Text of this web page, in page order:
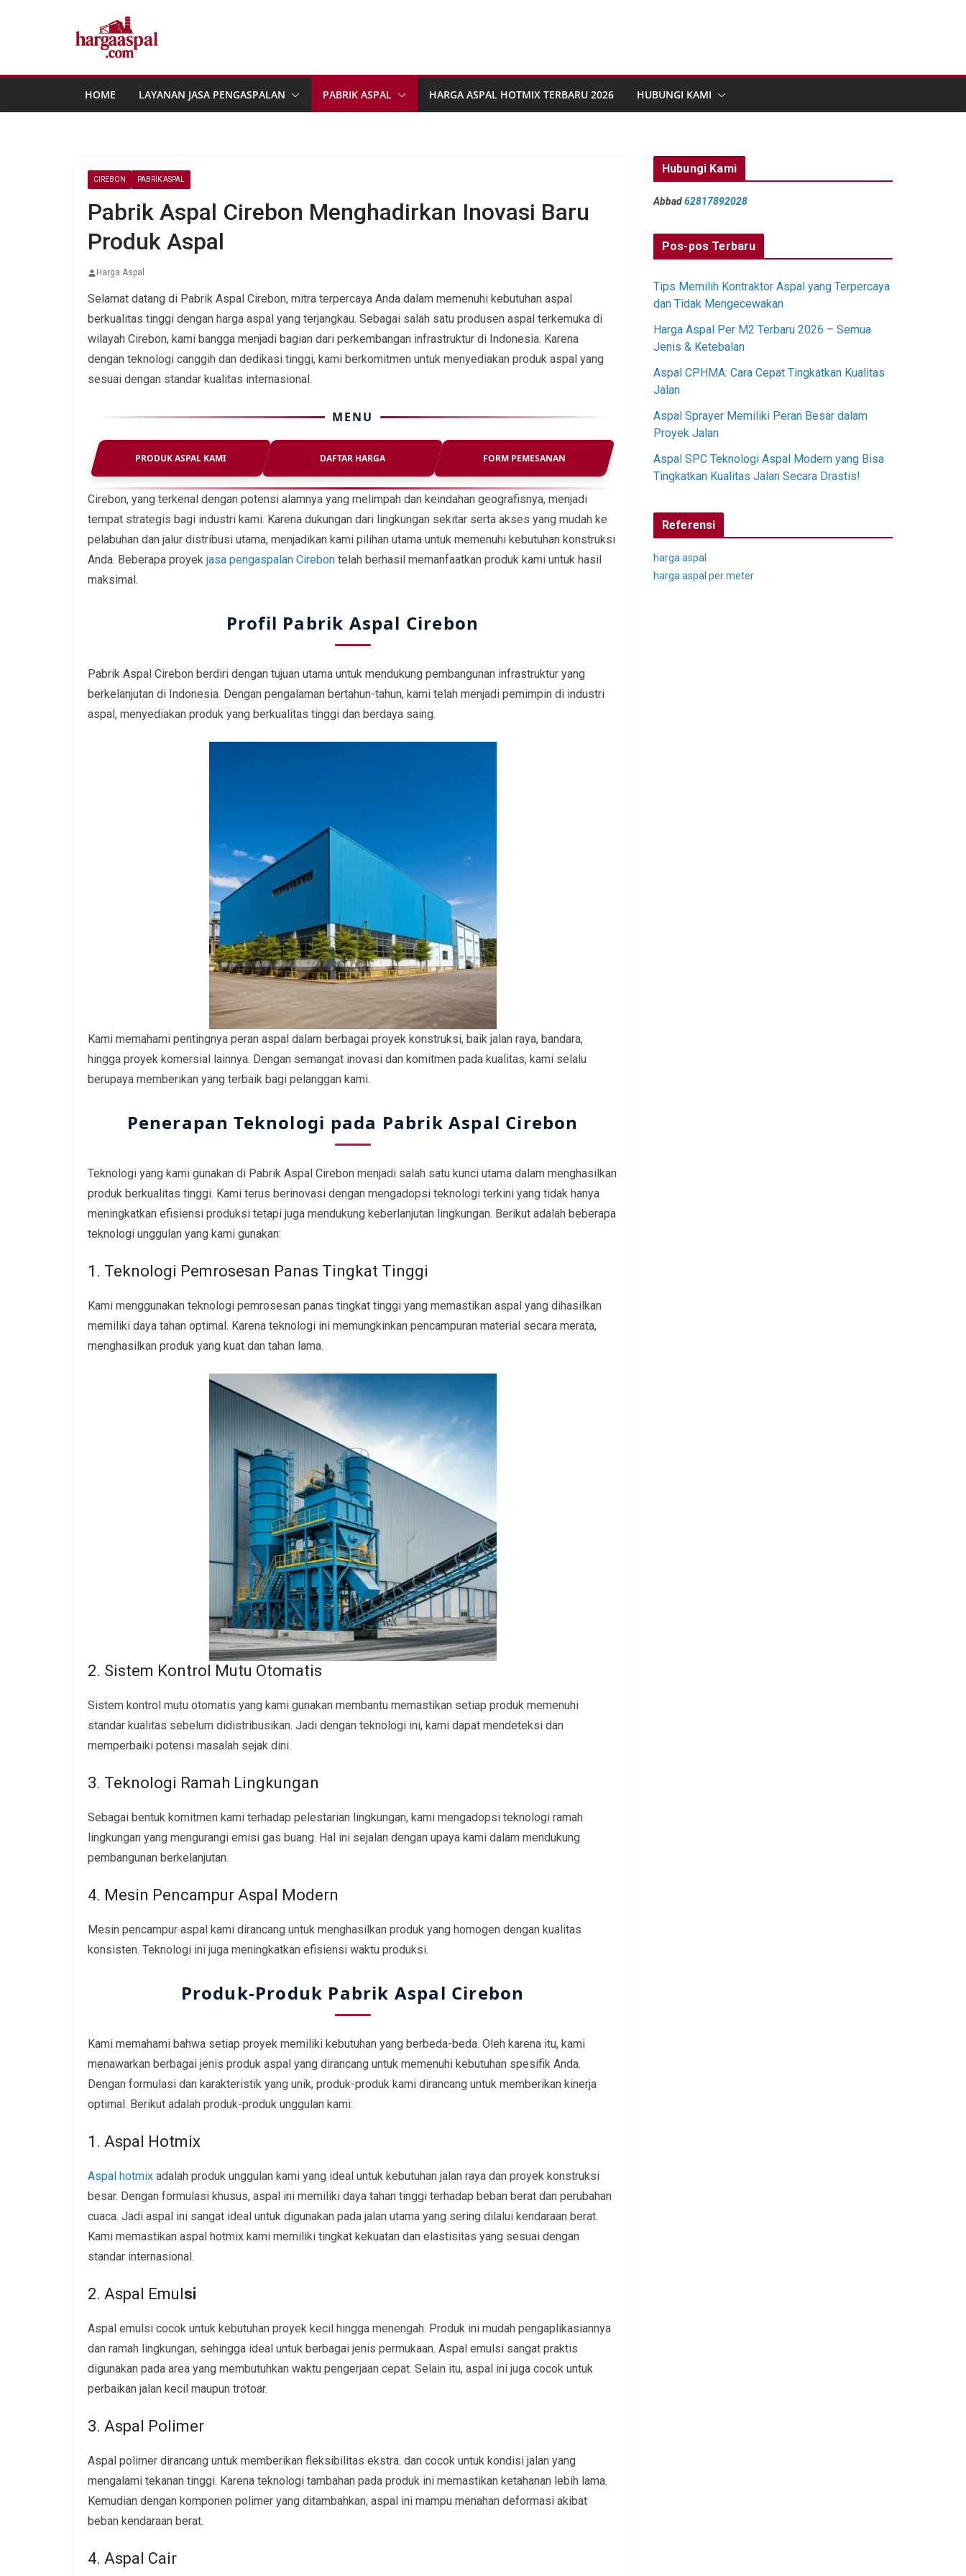
HOME LAYANAN JASA PENGASPALAN PABRIK ASPAL HARGA ASPAL HOTMIX TERBARU 2026 HUBUNGI KAMI
CIREBON PABRIK ASPAL
Pabrik Aspal Cirebon Menghadirkan Inovasi Baru
Produk Aspal
Harga Aspal
Selamat datang di Pabrik Aspal Cirebon, mitra terpercaya Anda dalam memenuhi kebutuhan aspal
berkualitas tinggi dengan harga aspal yang terjangkau. Sebagai salah satu produsen aspal terkemuka di
wilayah Cirebon, kami bangga menjadi bagian dari perkembangan infrastruktur di Indonesia. Karena
dengan teknologi canggih dan dedikasi tinggi, kami berkomitmen untuk menyediakan produk aspal yang
sesuai dengan standar kualitas internasional.
MENU
PRODUK ASPAL KAMI DAFTAR HARGA FORM PEMESANAN
Cirebon, yang terkenal dengan potensi alamnya yang melimpah dan keindahan geografisnya, menjadi
tempat strategis bagi industri kami. Karena dukungan dari lingkungan sekitar serta akses yang mudah ke
pelabuhan dan jalur distribusi utama, menjadikan kami pilihan utama untuk memenuhi kebutuhan konstruksi
Anda. Beberapa proyek jasa pengaspalan Cirebon telah berhasil memanfaatkan produk kami untuk hasil
maksimal.
Profil Pabrik Aspal Cirebon
Pabrik Aspal Cirebon berdiri dengan tujuan utama untuk mendukung pembangunan infrastruktur yang
berkelanjutan di Indonesia. Dengan pengalaman bertahun-tahun, kami telah menjadi pemimpin di industri
aspal, menyediakan produk yang berkualitas tinggi dan berdaya saing.
Kami memahami pentingnya peran aspal dalam berbagai proyek konstruksi, baik jalan raya, bandara,
hingga proyek komersial lainnya. Dengan semangat inovasi dan komitmen pada kualitas, kami selalu
berupaya memberikan yang terbaik bagi pelanggan kami.
Penerapan Teknologi pada Pabrik Aspal Cirebon
Teknologi yang kami gunakan di Pabrik Aspal Cirebon menjadi salah satu kunci utama dalam menghasilkan
produk berkualitas tinggi. Kami terus berinovasi dengan mengadopsi teknologi terkini yang tidak hanya
meningkatkan efisiensi produksi tetapi juga mendukung keberlanjutan lingkungan. Berikut adalah beberapa
teknologi unggulan yang kami gunakan:
1. Teknologi Pemrosesan Panas Tingkat Tinggi
Kami menggunakan teknologi pemrosesan panas tingkat tinggi yang memastikan aspal yang dihasilkan
memiliki daya tahan optimal. Karena teknologi ini memungkinkan pencampuran material secara merata,
menghasilkan produk yang kuat dan tahan lama.
2. Sistem Kontrol Mutu Otomatis
Sistem kontrol mutu otomatis yang kami gunakan membantu memastikan setiap produk memenuhi
standar kualitas sebelum didistribusikan. Jadi dengan teknologi ini, kami dapat mendeteksi dan
memperbaiki potensi masalah sejak dini.
3. Teknologi Ramah Lingkungan
Sebagai bentuk komitmen kami terhadap pelestarian lingkungan, kami mengadopsi teknologi ramah
lingkungan yang mengurangi emisi gas buang. Hal ini sejalan dengan upaya kami dalam mendukung
pembangunan berkelanjutan.
4. Mesin Pencampur Aspal Modern
Mesin pencampur aspal kami dirancang untuk menghasilkan produk yang homogen dengan kualitas
konsisten. Teknologi ini juga meningkatkan efisiensi waktu produksi.
Produk-Produk Pabrik Aspal Cirebon
Kami memahami bahwa setiap proyek memiliki kebutuhan yang berbeda-beda. Oleh karena itu, kami
menawarkan berbagai jenis produk aspal yang dirancang untuk memenuhi kebutuhan spesifik Anda.
Dengan formulasi dan karakteristik yang unik, produk-produk kami dirancang untuk memberikan kinerja
optimal. Berikut adalah produk-produk unggulan kami:
1. Aspal Hotmix
Aspal hotmix adalah produk unggulan kami yang ideal untuk kebutuhan jalan raya dan proyek konstruksi
besar. Dengan formulasi khusus, aspal ini memiliki daya tahan tinggi terhadap beban berat dan perubahan
cuaca. Jadi aspal ini sangat ideal untuk digunakan pada jalan utama yang sering dilalui kendaraan berat.
Kami memastikan aspal hotmix kami memiliki tingkat kekuatan dan elastisitas yang sesuai dengan
standar internasional.
2. Aspal Emul si
Aspal emulsi cocok untuk kebutuhan proyek kecil hingga menengah. Produk ini mudah pengaplikasiannya
dan ramah lingkungan, sehingga ideal untuk berbagai jenis permukaan. Aspal emulsi sangat praktis
digunakan pada area yang membutuhkan waktu pengerjaan cepat. Selain itu, aspal ini juga cocok untuk
perbaikan jalan kecil maupun trotoar.
3. Aspal Polimer
Aspal polimer dirancang untuk memberikan fleksibilitas ekstra. dan cocok untuk kondisi jalan yang
mengalami tekanan tinggi. Karena teknologi tambahan pada produk ini memastikan ketahanan lebih lama.
Kemudian dengan komponen polimer yang ditambahkan, aspal ini mampu menahan deformasi akibat
beban kendaraan berat.
4. Aspal Cair
Hubungi Kami
Abbad62817892028
Pos-pos Terbaru
Tips Memilih Kontraktor Aspal yang Terpercaya
dan Tidak Mengecewakan
Harga Aspal Per M2 Terbaru 2026 – Semua
Jenis & Ketebalan
Aspal CPHMA: Cara Cepat Tingkatkan Kualitas
Jalan
Aspal Sprayer Memiliki Peran Besar dalam
Proyek Jalan
Aspal SPC Teknologi Aspal Modern yang Bisa
Tingkatkan Kualitas Jalan Secara Drastis!
Referensi
harga aspal
harga aspal per meter